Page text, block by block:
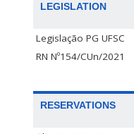
LEGISLATION
Legislação PG UFSC
RN Nº154/CUn/2021
RESERVATIONS